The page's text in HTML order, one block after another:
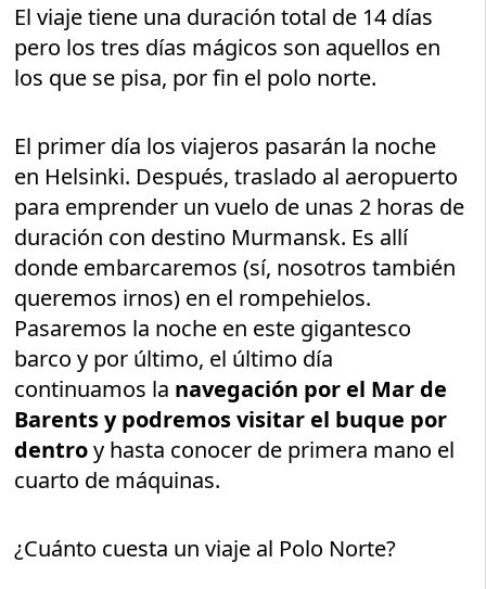
El viaje tiene una duración total de 14 días
pero los tres días mágicos son aquellos en
los que se pisa, por fin el polo norte.
El primer día los viajeros pasarán la noche
en Helsinki. Después, traslado al aeropuerto
para emprender un vuelo de unas 2 horas de
duración con destino Murmansk. Es allí
donde embarcaremos (sí, nosotros también
queremos irnos) en el rompehielos.
Pasaremos la noche en este gigantesco
barco y por último, el último día
continuamos la navegación por el Mar de
Barents y podremos visitar el buque por
dentroy hasta conocer de primera mano el
cuarto de máquinas.
¿Cuánto cuesta un viaje al Polo Norte?